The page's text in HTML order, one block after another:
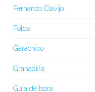
Fernando Clavijo
Fotos
Garachico
Granadilla
Guía de Isora